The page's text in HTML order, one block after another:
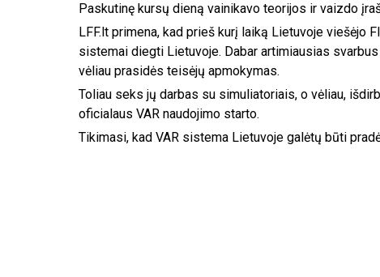
Paskutinę kursų dieną vainikavo teorijos ir vaizdo
LFF.lt primena, kad prieš kurį laiką Lietuvoje viešėjo
sistemai diegti Lietuvoje. Dabar artimiausias
vėliau prasidės teisėjų apmokymas.
Toliau seks jų darbas su simuliatoriais, o vėliau,
oficialaus VAR naudojimo starto.
Tikimasi, kad VAR sistema Lietuvoje galėtų būti